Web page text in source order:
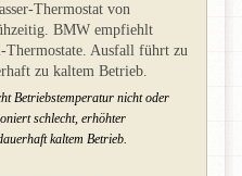
Thermostat von
BMW empfiehlt
Thermostate. Ausfall führt zu
zu kaltem Betrieb.
Betriebstemperatur nicht oder
schlecht, erhöhter
kaltem Betrieb.